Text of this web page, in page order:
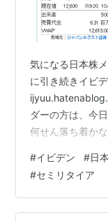
気になる日本株
に引き続きイビ
ダーの方は、今
何せん落ち着か
こちらはYahoo
（値上がり率）
年10月28日15時
の新規採用が発
#イビデン #日
#セミリタイア